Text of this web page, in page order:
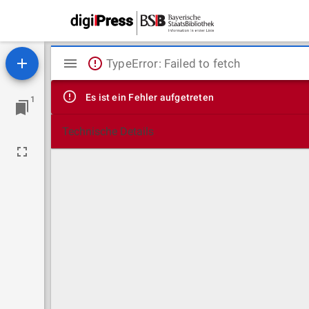
1
Mirador
Viewer
TypeError: Failed to fetch
Es ist ein Fehler aufgetreten
Technische Details